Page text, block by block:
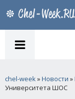
chel-week»Новости »
Университета ШОС